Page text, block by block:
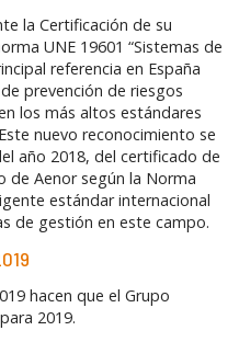
la Certificación de su
UNE 19601 “Sistemas de
referencia en España
prevención de riesgos
los más altos estándares
nuevo reconocimiento se
año 2018, del certificado de
de Aenor según la Norma
estándar internacional
de gestión en este campo.
hacen que el Grupo
2019.